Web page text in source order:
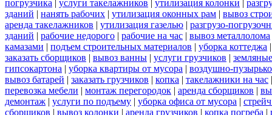
погрузчика | услуги такелажников | утилизация колонки |
зданий | нанять рабочих | утилизация оконных рам | вывоз
аренда такелажников | утилизация газелью | разгрузо-
зданий | рабочие недорого | рабочие на час | вывоз металлолома
камазами | подъем строительных материалов | уборка коттеджа
заказать сборщиков | вывоз ванны | услуги грузчиков |
гипсокартона | уборка квартиры от мусора | воздушно-
вывоз батарей | заказать грузчиков | копка | такелажники на час
перевозка мебели | монтаж перегородок | аренда сборщиков |
демонтаж | услуги по подъему | уборка офиса от мусора |
сборщиков | вывоз колонки | аренда грузчиков | копка погреба |